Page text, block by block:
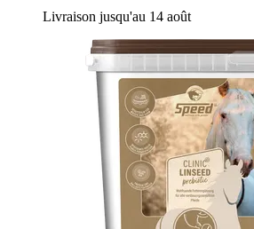
Livraison jusqu'au 14 août